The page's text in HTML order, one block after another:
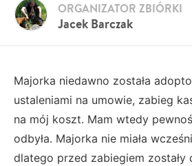
Jacek Barczak
ORGANIZATOR ZBIÓRKI
Majorka niedawno została
ustaleniami na umowie, zabieg
na mój koszt. Mam wtedy
odbyła. Majorka nie miała
dlatego przed zabiegiem zostały